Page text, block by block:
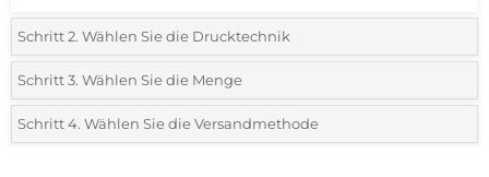
Schritt 2. Wählen Sie die Drucktechnik
*Wählen Sie die Druck- und Farbtechniken für Ihr Logo:
1 Farbig (Auf dem Holzstab)
Schritt 3. Wählen Sie die Menge
*Bitte wählen Sie Ihre gewünschte Menge
Schritt 4. Wählen Sie die Versandmethode